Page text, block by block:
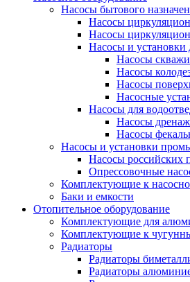
Насосы бытового
Насосы
Насосы
Насосы и установки
Насосы
Насосы
Насосы
Насосные
Насосы для
Насосы
Насосы
Насосы и установки
Насосы российских
Опрессовочные
Комплектующие к
Баки и емкости
Отопительное оборудование
Комплектующие для
Комплектующие к
Радиаторы
Радиаторы
Радиаторы